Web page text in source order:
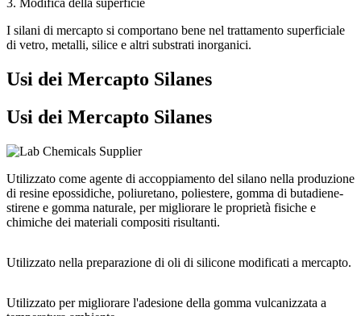
3. Modifica della superficie
I silani di mercapto si comportano bene nel trattamento superficiale
di vetro, metalli, silice e altri substrati inorganici.
Usi dei Mercapto Silanes
Usi dei Mercapto Silanes
Utilizzato come agente di accoppiamento del silano nella produzione
di resine epossidiche, poliuretano, poliestere, gomma di butadiene-
stirene e gomma naturale, per migliorare le proprietà fisiche e
chimiche dei materiali compositi risultanti.
Utilizzato nella preparazione di oli di silicone modificati a mercapto.
Utilizzato per migliorare l'adesione della gomma vulcanizzata a